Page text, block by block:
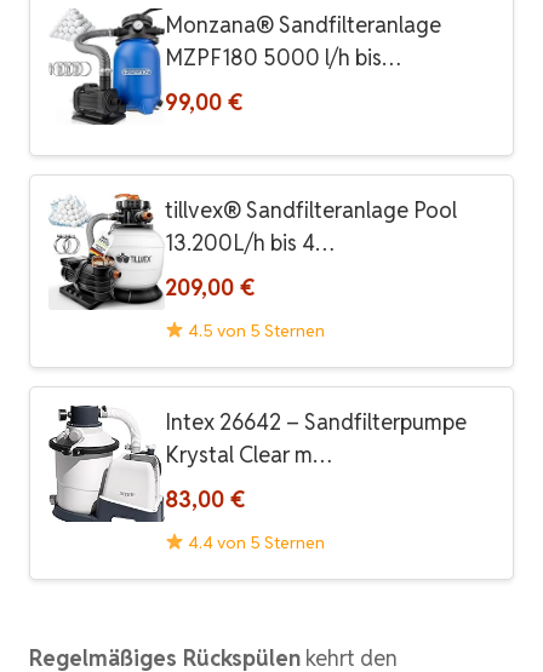
Monzana® Sandfilteranlage
MZPF180 5000 l/h bis…
99,00 €
tillvex® Sandfilteranlage Pool
13.200L/h bis 4…
209,00 €
4.5 von 5 Sternen
Intex 26642 – Sandfilterpumpe
Krystal Clear m…
83,00 €
4.4 von 5 Sternen
Regelmäßiges Rückspülen kehrt den